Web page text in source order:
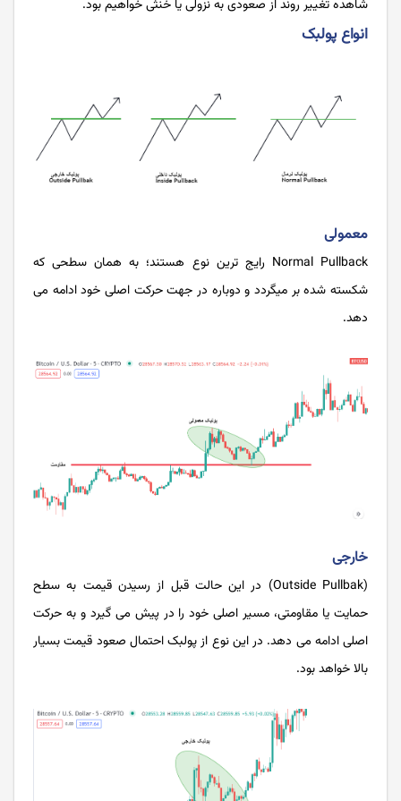
شاهده تغییر روند از صعودی به نزولی یا خنثی خواهیم بود.
انواع پولبک
معمولی
Normal Pullback رایج ­ترین نوع هستند؛ به همان سطحی که
شکسته شده بر می­گردد و دوباره در جهت حرکت اصلی خود ادامه می
دهد.
خارجی
(Outside Pullbak) در این حالت قبل از رسیدن قیمت به سطح
حمایت یا مقاومتی، مسیر اصلی خود را در پیش می گیرد و به حرکت
اصلی ادامه می دهد. در این نوع از پولبک احتمال صعود قیمت بسیار
بالا خواهد بود.